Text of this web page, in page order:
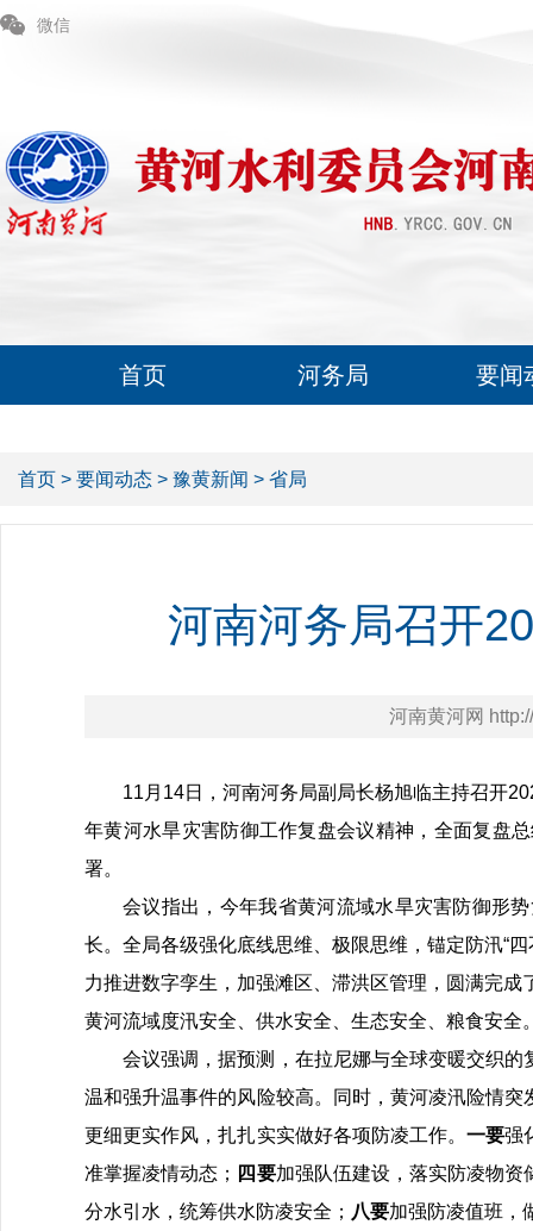
微信
首页 河务局 要闻
首页 > 要闻动态 > 豫黄新闻 > 省局
河南河务局召开
河南黄河网
11月14日，河南河务局副局长杨旭临主持召开
年黄河水旱灾害防御工作复盘会议精神，全面复盘
署。
会议指出，今年我省黄河流域水旱灾害防御形
长。全局各级强化底线思维、极限思维，锚定防汛“
力推进数字孪生，加强滩区、滞洪区管理，圆满完
黄河流域度汛安全、供水安全、生态安全、粮食安全
会议强调，据预测，在拉尼娜与全球变暖交织
温和强升温事件的风险较高。同时，黄河凌汛险情
更细更实作风，扎扎实实做好各项防凌工作。一要强
准掌握凌情动态； 四要加强队伍建设，落实防凌物资
分水引水，统筹供水防凌安全； 八要加强防凌值班，